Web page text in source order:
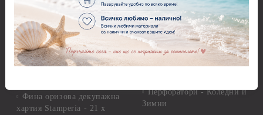
Оризова декупажна
хартия А4 - Alchemy of Art -
25-30 гр.
Оризова декупажна хартия
А4 - Itd. Collection - 25-30
Фина оризова декупажна
хартия Stamperia - 21 х
звезди
Перфоратори - Цветя, листа
и клонки
Перфоратори - Детски
Перфоратори - Коледни и
Зимни